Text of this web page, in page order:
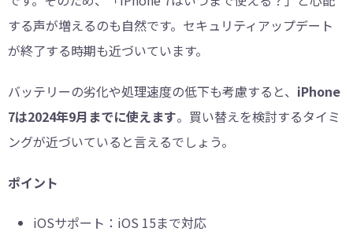
する声が増えるのも自然です。セキュリティアップデート
が終了する時期も近づいています。
バッテリーの劣化や処理速度の低下も考慮すると、 iPhone
7は2024年9月までに使えます。買い替えを検討するタイミ
ングが近づいていると言えるでしょう。
ポイント
iOSサポート：iOS 15まで対応